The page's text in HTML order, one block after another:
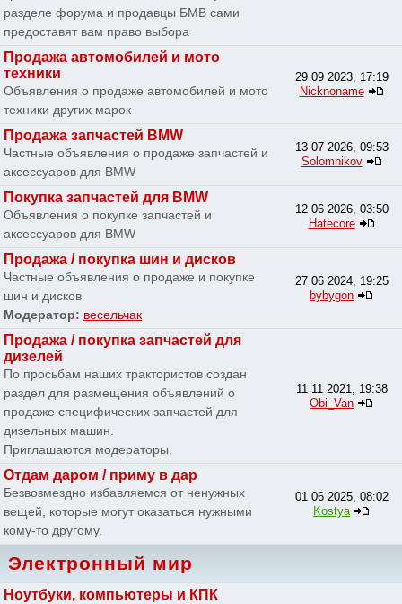
разделе форума и продавцы БМВ сами
предоставят вам право выбора
Продажа автомобилей и мото
техники
Объявления о продаже автомобилей и мото
техники других марок
29 09 2023, 17:19
Nicknoname
Продажа запчастей BMW
Частные объявления о продаже запчастей и
аксессуаров для BMW
13 07 2026, 09:53
Solomnikov
Покупка запчастей для BMW
Объявления о покупке запчастей и
аксессуаров для BMW
12 06 2026, 03:50
Hatecore
Продажа / покупка шин и дисков
Частные объявления о продаже и покупке
шин и дисков
Модератор: весельчак
27 06 2024, 19:25
bybygon
Продажа / покупка запчастей для
дизелей
По просьбам наших трактористов создан
раздел для размещения объявлений о
продаже специфических запчастей для
дизельных машин.
Приглашаются модераторы.
11 11 2021, 19:38
Obi_Van
Отдам даром / приму в дар
Безвозмездно избавляемся от ненужных
вещей, которые могут оказаться нужными
кому-то другому.
01 06 2025, 08:02
Kostya
Электронный мир
Ноутбуки, компьютеры и КПК